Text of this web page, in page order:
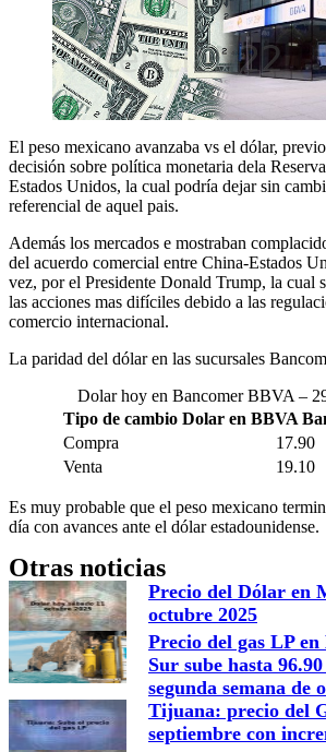
El peso mexicano avanzaba vs el dólar,
decisión sobre política monetaria dela
Estados Unidos, la cual podría dejar sin
referencial de aquel pais.
Además los mercados e mostraban
del acuerdo comercial entre China-Estados
vez, por el Presidente Donald Trump, la cual
las acciones mas difíciles debido a las
comercio internacional.
La paridad del dólar en las sucursales
Dolar hoy en Bancomer BBVA –
Tipo de cambio Dolar en BBVA
Compra
17.90
Venta
19.10
Es muy probable que el peso mexicano
día con avances ante el dólar estadounidense.
Otras noticias
Precio del Dólar en
octubre 2025
Precio del gas LP
Sur sube hasta
segunda semana de
Tijuana: precio del
septiembre con